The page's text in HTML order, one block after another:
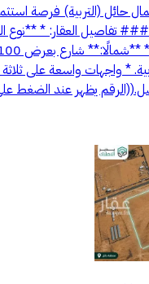
حائل (التربية) فرصة
يظهر عند الضغط